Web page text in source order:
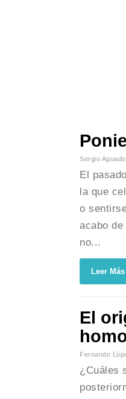
Sergio
El
la que
o
acabo
no...
Leer
El
Fernando
¿Cuáles